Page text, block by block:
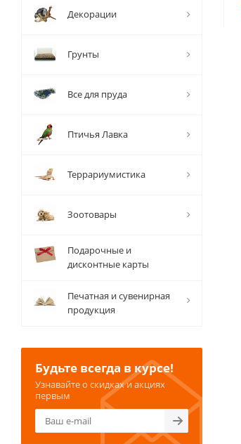
Декорации
Грунты
Все для пруда
Птичья Лавка
Террариумистика
Зоотовары
Подарочные и
дисконтные карты
Печатная и сувенирная
продукция
Будьте всегда в курсе!
Узнавайте о скидках и акциях
первым